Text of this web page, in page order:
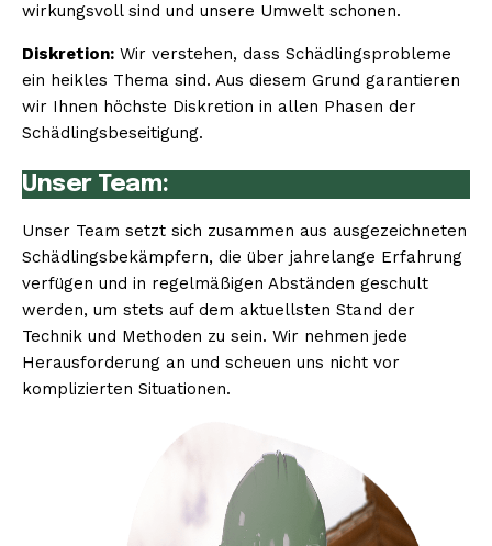
wirkungsvoll sind und unsere Umwelt schonen.
Diskretion: Wir verstehen, dass Schädlingsprobleme
ein heikles Thema sind. Aus diesem Grund garantieren
wir Ihnen höchste Diskretion in allen Phasen der
Schädlingsbeseitigung.
Unser Team:
Unser Team setzt sich zusammen aus ausgezeichneten
Schädlingsbekämpfern, die über jahrelange Erfahrung
verfügen und in regelmäßigen Abständen geschult
werden, um stets auf dem aktuellsten Stand der
Technik und Methoden zu sein. Wir nehmen jede
Herausforderung an und scheuen uns nicht vor
komplizierten Situationen.